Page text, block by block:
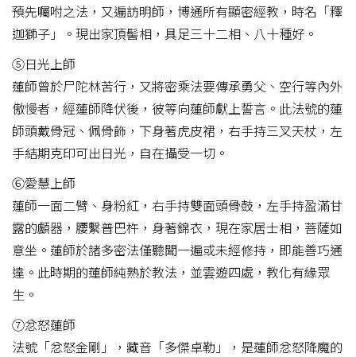
預先囑咐之法，又遍訪明師，博通所有顯密經教，時名「釋
迦獅子」。現出家頂髻相，具足三十二相、八十種好。
⑤日光上師
蓮師曾於尸陀林苦行，又將密乘法要傳承勇父、空行等內外
傲慢者，經蓮師降伏後，彼等向蓮師獻上誓言。此法號的蓮
師頭戴骨冠、佩骨飾，下身著虎皮裙，右手持三叉天杖，左
手結期克印可出日光，自在攝受一切。
⑥愛慧上師
蓮師一面二臂、身粉紅，右手持雙面頭骨鼓，左手持盈滿甘
露的顱器，腰繫普巴杵，身著錦衣，現在家居士相，菩薩如
意坐。蓮師於諸多密法僅聽聞一遍或未經修持，即能善巧通
達。此時期的蓮師純熟於教法，並雲遊四處，教化有緣眾
生。
⑦忿怒蓮師
法號「忿怒金剛」，藏音「多傑卓勒」，是蓮師忿怒降魔的